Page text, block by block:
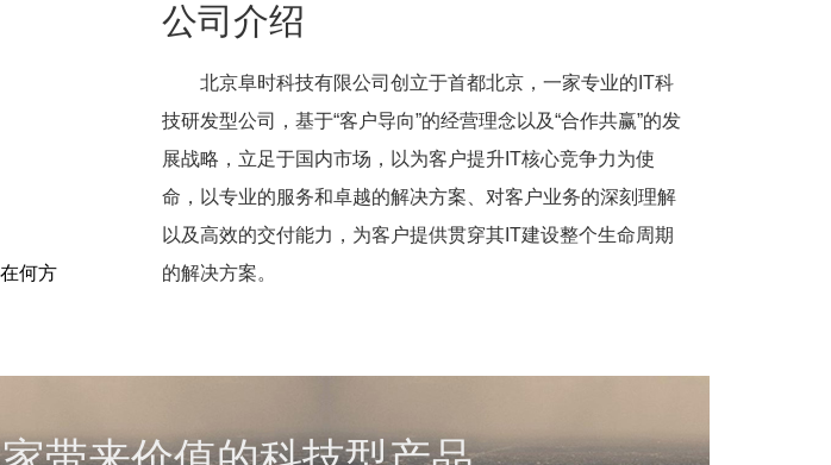
何方
公司介绍
北京阜时科技有限公司创立于首都北京，一家专业的IT科
技研发型公司，基于“客户导向”的经营理念以及“合作共赢”的发
展战略，立足于国内市场，以为客户提升IT核心竞争力为使
命，以专业的服务和卓越的解决方案、对客户业务的深刻理解
以及高效的交付能力，为客户提供贯穿其IT建设整个生命周期
的解决方案。